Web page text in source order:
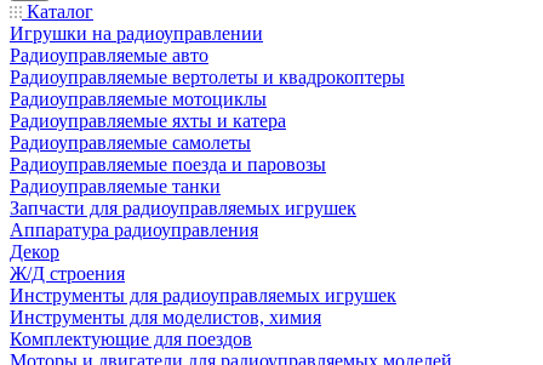
Каталог
Игрушки на радиоуправлении
Радиоуправляемые авто
Радиоуправляемые вертолеты и квадрокоптеры
Радиоуправляемые мотоциклы
Радиоуправляемые яхты и катера
Радиоуправляемые самолеты
Радиоуправляемые поезда и паровозы
Радиоуправляемые танки
Запчасти для радиоуправляемых игрушек
Аппаратура радиоуправления
Декор
Ж/Д строения
Инструменты для радиоуправляемых игрушек
Инструменты для моделистов, химия
Комплектующие для поездов
Моторы и двигатели для радиоуправляемых моделей